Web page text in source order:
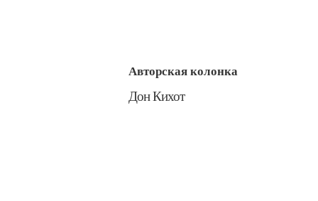
Авторская колонка
​Дон Кихот